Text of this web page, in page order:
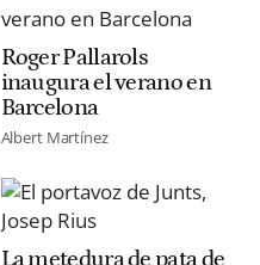
Roger Pallarols
inaugura el verano en
Barcelona
Albert Martínez
La metedura de pata de